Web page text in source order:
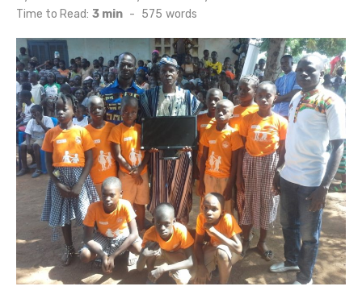
on
Time to Read: 3 min - 575 words